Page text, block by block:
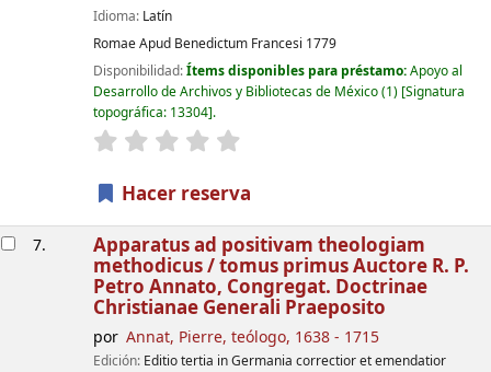
Idioma: Latín
RomaeApud Benedictum Francesi 1779
Disponibilidad:Ítems disponibles para préstamo:Apoyo al
Desarrollo de Archivos y Bibliotecas de México(1) Signatura
topográfica: 13304 .
valoración
Hacer reserva
7. Apparatus ad positivam theologiam
methodicus / tomus primusAuctore R. P.
Petro Annato, Congregat. Doctrinae
Christianae Generali Praeposito
por Annat, Pierre, teólogo, 1638 - 1715
Edición: Editio tertia in Germania correctior et emendatior